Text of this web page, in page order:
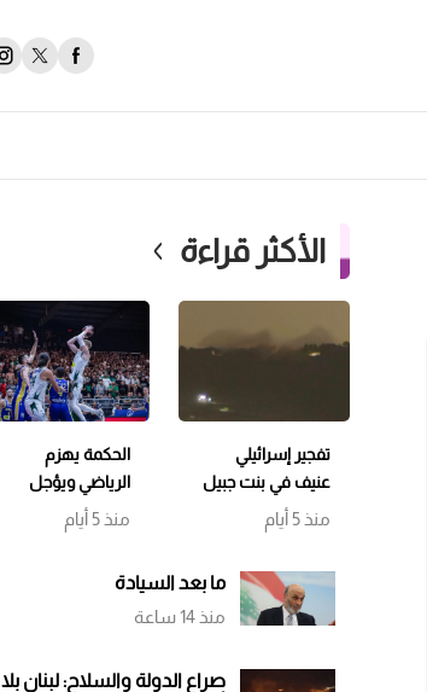
الأكثر قراءة
تفجير إسرائيلي
عنيف في بنت جبيل
وتمشيط باتجاه
منذ 5 أيام
الحكمة يهزم
الرياضي ويؤجل
حسم اللقب إلى
مباراة سابعة
منذ 5 أيام
ما بعد السيادة
منذ 14 ساعة
صراع الدولة والسلاح: لبنان بلا